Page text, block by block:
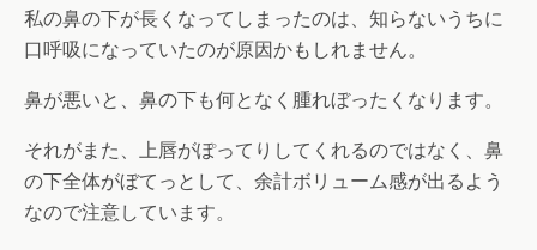
私の鼻の下が長くなってしまったのは、知らないうちに
口呼吸になっていたのが原因かもしれません。
鼻が悪いと、鼻の下も何となく腫れぼったくなります。
それがまた、上唇がぽってりしてくれるのではなく、鼻
の下全体がぼてっとして、余計ボリューム感が出るよう
なので注意しています。